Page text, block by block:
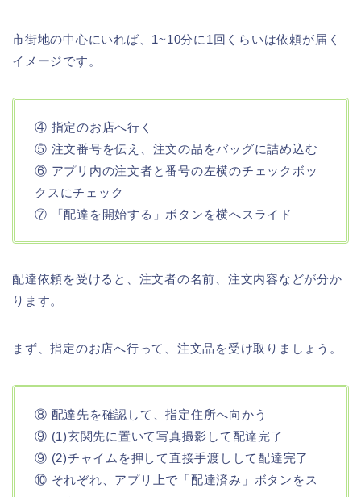
市街地の中心にいれば、1~10分に1回くらいは依頼が届く
イメージです。
④ 指定のお店へ行く
⑤ 注文番号を伝え、注文の品をバッグに詰め込む
⑥ アプリ内の注文者と番号の左横のチェックボッ
クスにチェック
⑦ 「配達を開始する」ボタンを横へスライド
配達依頼を受けると、注文者の名前、注文内容などが分か
ります。
まず、指定のお店へ行って、注文品を受け取りましょう。
⑧ 配達先を確認して、指定住所へ向かう
⑨ (1)玄関先に置いて写真撮影して配達完了
⑨ (2)チャイムを押して直接手渡しして配達完了
⑩ それぞれ、アプリ上で「配達済み」ボタンをス